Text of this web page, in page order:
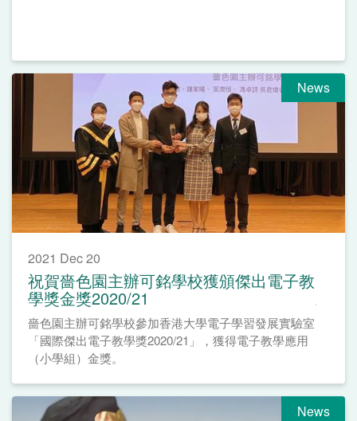
News
2021 Dec 20
祝賀嗇色園主辦可銘學校獲頒傑出電子教
學獎金獎2020/21
嗇色園主辦可銘學校參加香港大學電子學習發展實驗室
「國際傑出電子教學獎2020/21」，獲得電子教學應用
（小學組）金獎。
News